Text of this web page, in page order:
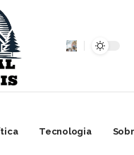
Tecnologia